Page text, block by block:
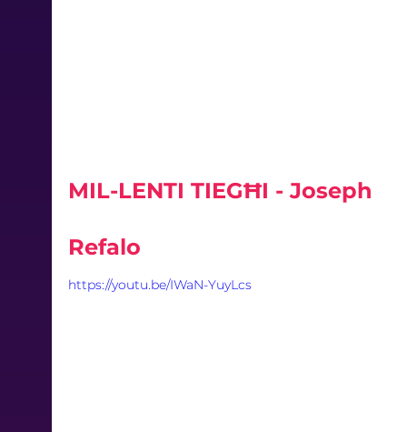
MIL-LENTI TIEGĦI - Joseph
Refalo
https://youtu.be/IWaN-YuyLcs